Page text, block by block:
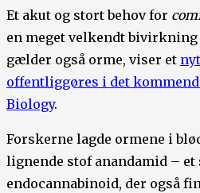
Et akut og stort behov for
en meget velkendt bivirkning
gælder også orme, viser et
offentliggøres i det
Biology.
Forskerne lagde ormene i
lignende stof anandamid – et
endocannabinoid, der også